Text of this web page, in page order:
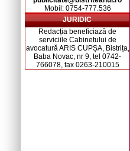
Mobil: 0754-777.536
JURIDIC
Redacția beneficiază de
serviciile Cabinetului de
avocatură ARIS CUPȘA, Bistrița,
Baba Novac, nr 9, tel 0742-
766078, fax 0263-210015